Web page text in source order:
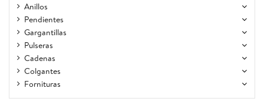
Anillos
Pendientes
Gargantillas
Pulseras
Cadenas
Colgantes
Fornituras